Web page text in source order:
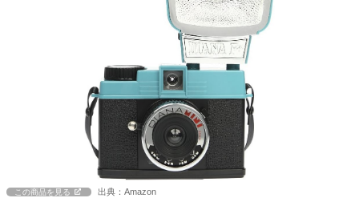
この商品を見る 出典：Amazon